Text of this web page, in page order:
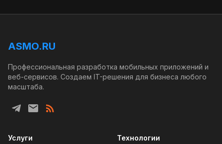
ASMO.RU
Профессиональная разработка мобильных приложений и
веб-сервисов. Создаем IT-решения для бизнеса любого
масштаба.
Услуги Технологии